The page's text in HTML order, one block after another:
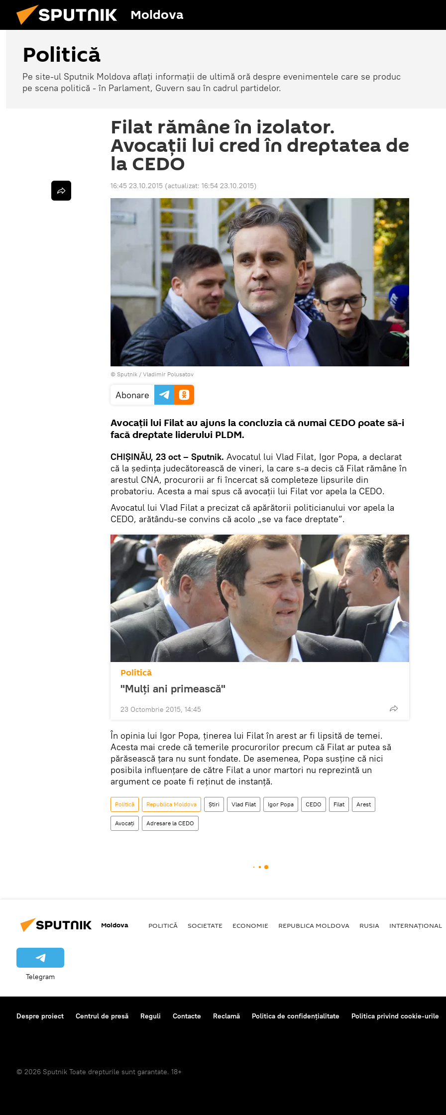
Moldova
Politică
Pe site-ul Sputnik Moldova aflați informații de ultimă oră despre evenimentele care se produc
pe scena politică - în Parlament, Guvern sau în cadrul partidelor.
Filat rămâne în izolator.
Avocaţii lui cred în dreptatea de
la CEDO
16:45 23.10.2015 (actualizat: 16:54 23.10.2015)
© Sputnik / Vladimir Polusatov
Abonare
Avocaţii lui Filat au ajuns la concluzia că numai CEDO poate să-i
facă dreptate liderului PLDM.
CHIŞINĂU, 23 oct – Sputnik. Avocatul lui Vlad Filat, Igor Popa, a declarat
că la şedinţa judecătorească de vineri, la care s-a decis că Filat rămâne în
arestul CNA, procurorii ar fi încercat să completeze lipsurile din
probatoriu. Acesta a mai spus că avocaţii lui Filat vor apela la CEDO.
Avocatul lui Vlad Filat a precizat că apărătorii politicianului vor apela la
CEDO, arătându-se convins că acolo „se va face dreptate”.
Politică
"Mulţi ani primească"
23 Octombrie 2015, 14:45
În opinia lui Igor Popa, ţinerea lui Filat în arest ar fi lipsită de temei.
Acesta mai crede că temerile procurorilor precum că Filat ar putea să
părăsească ţara nu sunt fondate. De asemenea, Popa susţine că nici
posibila influenţare de către Filat a unor martori nu reprezintă un
argument ce poate fi reţinut de instanţă.
Politică Republica Moldova Știri Vlad Filat Igor Popa CEDO Filat Arest
Avocaţi Adresare la CEDO
Moldova POLITICĂ SOCIETATE ECONOMIE REPUBLICA MOLDOVA RUSIA INTERNAȚIONAL
Telegram
Despre proiect Centrul de presă Reguli Contacte Reclamă Politica de confidențialitate Politica privind cookie-urile
© 2026 Sputnik Toate drepturile sunt garantate. 18+